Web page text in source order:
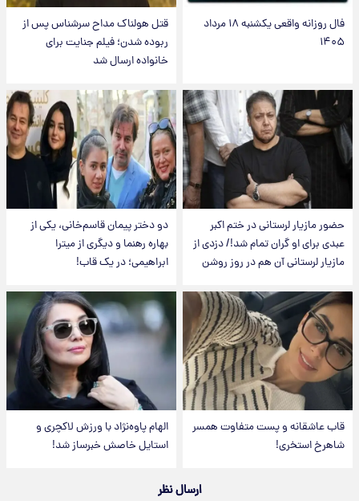
فال روزانه واقعی یکشنبه ۱۸ مرداد
۱۴۰۵
قتل هولناک مداح سرشناس پس از
ربوده شدن؛ فیلم جنایت برای
خانواده ارسال شد
حضور مازیار لرستانی در ختم اکبر
عبدی برای او گران تمام شد!/ دزدی از
مازیار لرستانی آن هم در روز روشن
دو دختر پیمان قاسم‌خانی، یکی از
بهاره رهنما و دیگری از میترا
ابراهیمی؛ در یک قاب!
قاب عاشقانه و پست متفاوت همسر
شاهرخ استخری!
الهام پاوه‌نژاد با ورزش لاکچری و
استایل خاصش خبرساز شد!
ارسال نظر